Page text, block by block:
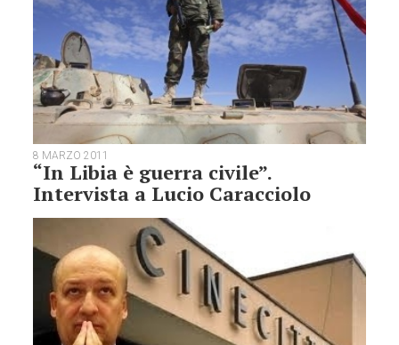
8 MARZO 2011
“In Libia è guerra civile”.
Intervista a Lucio Caracciolo